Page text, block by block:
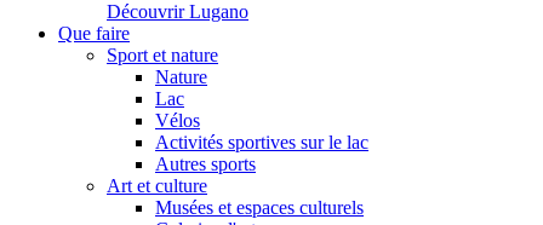
Découvrir Lugano
Que faire
Sport et nature
Nature
Lac
Vélos
Activités sportives sur le lac
Autres sports
Art et culture
Musées et espaces culturels